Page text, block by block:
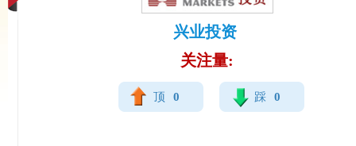
兴业投资
关注量:
顶 0 踩 0